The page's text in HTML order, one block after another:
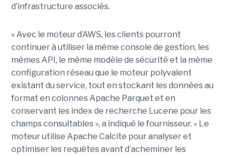
d’infrastructure associés.
« Avec le moteur d’AWS, les clients pourront
continuer à utiliser la même console de gestion, les
mêmes API, le même modèle de sécurité et la même
configuration réseau que le moteur polyvalent
existant du service, tout en stockant les données au
format en colonnes Apache Parquet et en
conservant les index de recherche Lucene pour les
champs consultables », a indiqué le fournisseur. « Le
moteur utilise Apache Calcite pour analyser et
optimiser les requêtes avant d’acheminer les